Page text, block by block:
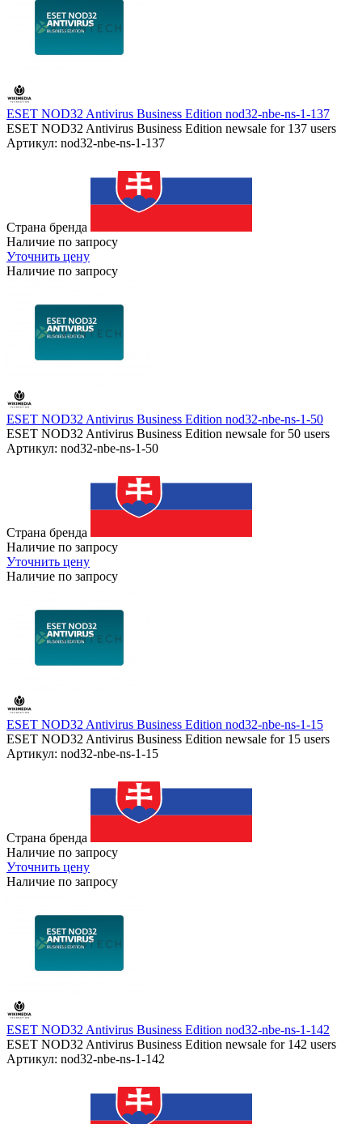
ESET NOD32 Antivirus Business Edition nod32-nbe-ns-1-137
ESET NOD32 Antivirus Business Edition newsale for 137 users
Артикул: nod32-nbe-ns-1-137
Страна бренда
Наличие по запросу
Уточнить цену
Наличие по запросу
ESET NOD32 Antivirus Business Edition nod32-nbe-ns-1-50
ESET NOD32 Antivirus Business Edition newsale for 50 users
Артикул: nod32-nbe-ns-1-50
Страна бренда
Наличие по запросу
Уточнить цену
Наличие по запросу
ESET NOD32 Antivirus Business Edition nod32-nbe-ns-1-15
ESET NOD32 Antivirus Business Edition newsale for 15 users
Артикул: nod32-nbe-ns-1-15
Страна бренда
Наличие по запросу
Уточнить цену
Наличие по запросу
ESET NOD32 Antivirus Business Edition nod32-nbe-ns-1-142
ESET NOD32 Antivirus Business Edition newsale for 142 users
Артикул: nod32-nbe-ns-1-142